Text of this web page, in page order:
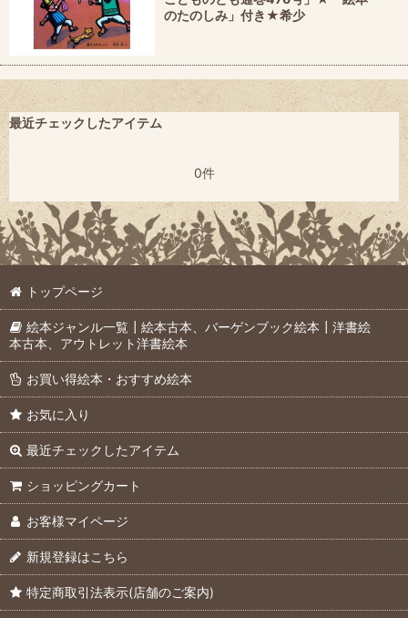
のたのしみ」付き★希少
最近チェックしたアイテム
0件
トップページ
絵本ジャンル一覧┃絵本古本、バーゲンブック絵本┃洋書絵
本古本、アウトレット洋書絵本
お買い得絵本・おすすめ絵本
お気に入り
最近チェックしたアイテム
ショッピングカート
お客様マイページ
新規登録はこちら
特定商取引法表示(店舗のご案内)